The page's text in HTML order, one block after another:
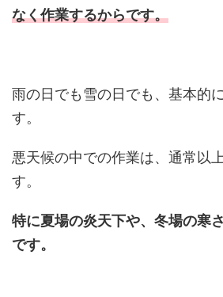
なく作業するからです。
雨の日でも雪の日でも、基本的
す。
悪天候の中での作業は、通常以
す。
特に夏場の炎天下や、冬場の寒
です。